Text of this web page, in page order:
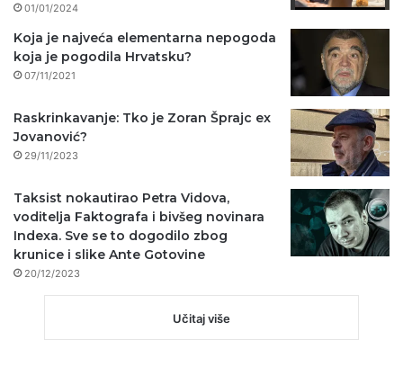
01/01/2024
Koja je najveća elementarna nepogoda
koja je pogodila Hrvatsku?
07/11/2021
Raskrinkavanje: Tko je Zoran Šprajc ex
Jovanović?
29/11/2023
Taksist nokautirao Petra Vidova,
voditelja Faktografa i bivšeg novinara
Indexa. Sve se to dogodilo zbog
krunice i slike Ante Gotovine
20/12/2023
Učitaj više